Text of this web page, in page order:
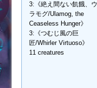
3:《絶え間ない飢餓、ウ
ラモグ/Ulamog, the
Ceaseless Hunger》
3:《つむじ風の巨
匠/Whirler Virtuoso》
11 creatures